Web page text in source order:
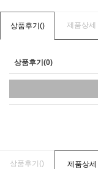
상품후기() 제품상세
상품후기(0)
상품후기() 제품상세